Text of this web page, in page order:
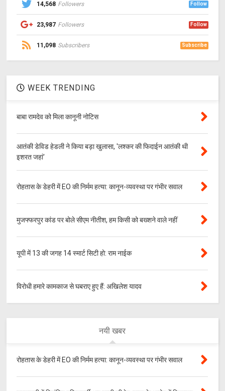
14,568 Followers Follow
23,987 Followers Follow
11,098 Subscribers Subscribe
WEEK TRENDING
बाबा रामदेव को मिला कानूनी नोटिस
आतंकी डेविड हेडली ने किया बड़ा खुलासा, 'लश्‍कर की फिदाईन आतंकी थी
इशरत जहां'
रोहतास के डेहरी में EO की निर्मम हत्या: कानून-व्यवस्था पर गंभीर सवाल
मुजफ्फरपुर कांड पर बोले सीएम नीतीश, हम किसी को बख्शने वाले नहीं
यूपी में 13 की जगह 14 स्मार्ट सिटी हो: राम नाईक
विरोधी हमारे कामकाज से घबराए हुए हैं: अखिलेश यादव
नयी खबर
रोहतास के डेहरी में EO की निर्मम हत्या: कानून-व्यवस्था पर गंभीर सवाल